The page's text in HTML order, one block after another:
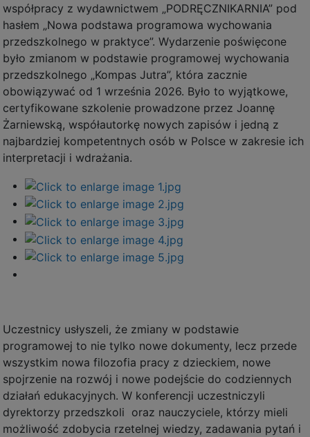
współpracy z wydawnictwem „PODRĘCZNIKARNIA” pod
hasłem „Nowa podstawa programowa wychowania
przedszkolnego w praktyce”. Wydarzenie poświęcone
było zmianom w podstawie programowej wychowania
przedszkolnego „Kompas Jutra”, która zacznie
obowiązywać od 1 września 2026. Było to wyjątkowe,
certyfikowane szkolenie prowadzone przez Joannę
Żarniewską, współautorkę nowych zapisów i jedną z
najbardziej kompetentnych osób w Polsce w zakresie ich
interpretacji i wdrażania.
Uczestnicy usłyszeli, że zmiany w podstawie
programowej to nie tylko nowe dokumenty, lecz przede
wszystkim nowa filozofia pracy z dzieckiem, nowe
spojrzenie na rozwój i nowe podejście do codziennych
działań edukacyjnych. W konferencji uczestniczyli
dyrektorzy przedszkoli oraz nauczyciele, którzy mieli
możliwość zdobycia rzetelnej wiedzy, zadawania pytań i